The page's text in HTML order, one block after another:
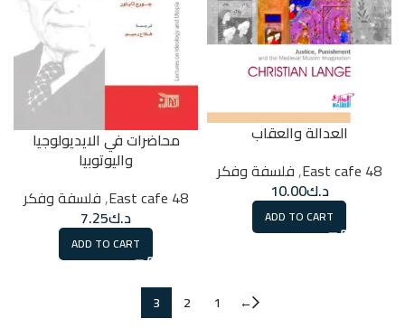
العدالة والعقاب
48 East cafe
,فلسفة وفكر
د.ك10.00
ADD TO CART
محاضرات في الايديولوجيا
واليوتوبيا
48 East cafe
,فلسفة وفكر
د.ك7.25
ADD TO CART
←
1
2
3